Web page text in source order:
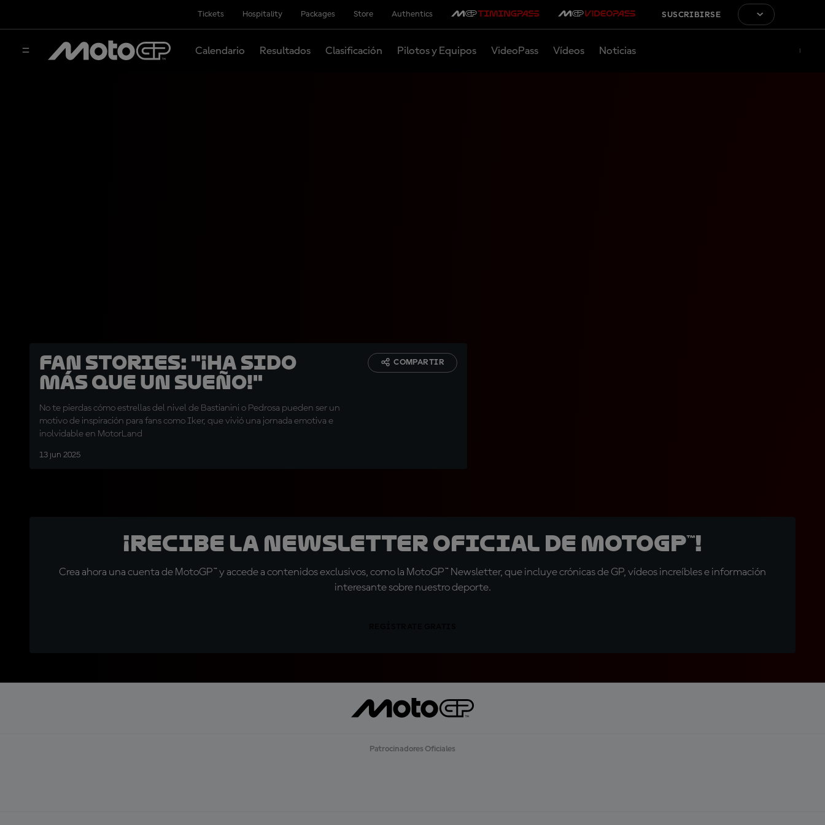
Tickets Hospitality Packages Store Authentics SUSCRIBIRSE
Calendario Resultados Clasificación Pilotos y Equipos VideoPass Vídeos Noticias
Fan Stories: "¡Ha sido
más que un sueño!"
No te pierdas cómo estrellas del nivel de Bastianini o Pedrosa pueden ser un
motivo de inspiración para fans como Iker, que vivió una jornada emotiva e
inolvidable en MotorLand
13 jun 2025
COMPARTIR
¡Recibe la Newsletter oficial de MotoGP™!
Crea ahora una cuenta de MotoGP™ y accede a contenidos exclusivos, como la MotoGP™ Newsletter, que incluye crónicas de GP, vídeos increíbles e información
interesante sobre nuestro deporte.
Patrocinadores Oficiales